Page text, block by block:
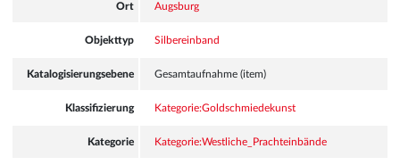
Ort Augsburg
Objekttyp Silbereinband
Katalogisierungsebene Gesamtaufnahme (item)
Klassifizierung Kategorie:Goldschmiedekunst
Kategorie Kategorie:Westliche_Prachteinbände